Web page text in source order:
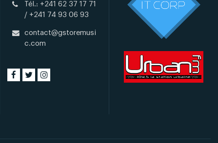
Tél.: +241 62 37 17 71
/ +241 74 93 06 93
contact@gstoremusi
c.com